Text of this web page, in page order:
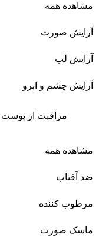
مشاهده همه
آرایش صورت
آرایش لب
آرایش چشم و ابرو
مراقبت از پوست
مشاهده همه
ضد آفتاب
مرطوب کننده
ماسک صورت